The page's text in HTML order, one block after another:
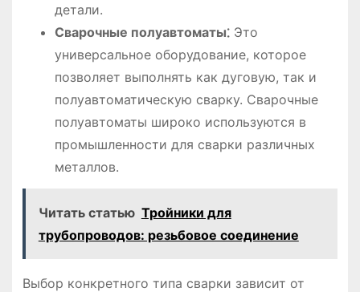
детали.
Сварочные полуавтоматы⁚Это
универсальное оборудование, которое
позволяет выполнять как дуговую, так и
полуавтоматическую сварку. Сварочные
полуавтоматы широко используются в
промышленности для сварки различных
металлов.
Читать статью Тройники для
трубопроводов: резьбовое соединение
Выбор конкретного типа сварки зависит от